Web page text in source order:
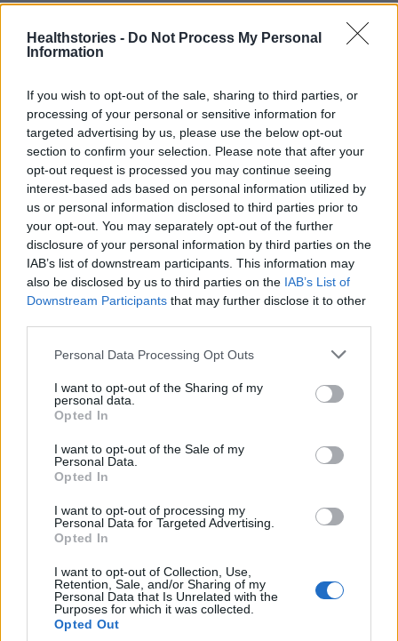
Healthstories - Do Not Process My Personal
Information
If you wish to opt-out of the sale, sharing to third parties, or
processing of your personal or sensitive information for
targeted advertising by us, please use the below opt-out
section to confirm your selection. Please note that after your
opt-out request is processed you may continue seeing
interest-based ads based on personal information utilized by
us or personal information disclosed to third parties prior to
your opt-out. You may separately opt-out of the further
disclosure of your personal information by third parties on the
IAB’s list of downstream participants. This information may
also be disclosed by us to third parties on the IAB’s List of
Downstream Participants that may further disclose it to other
Personal Data Processing Opt Outs
I want to opt-out of the Sharing of my
personal data.
Opted In
I want to opt-out of the Sale of my
Personal Data.
Opted In
I want to opt-out of processing my
Personal Data for Targeted Advertising.
Opted In
I want to opt-out of Collection, Use,
Retention, Sale, and/or Sharing of my
Personal Data that Is Unrelated with the
Purposes for which it was collected.
Opted Out
παρεμβάσεων είναι το κλειδί για να επιτευχθεί
και σε δύσκολες καταστάσεις», καταλήγει ο κ.
Ι. Βασιλόπουλος.
Ο κ. Ιωάννης Π. Βασιλόπουλος
photo shutterstock
Διαβάστε επίσης